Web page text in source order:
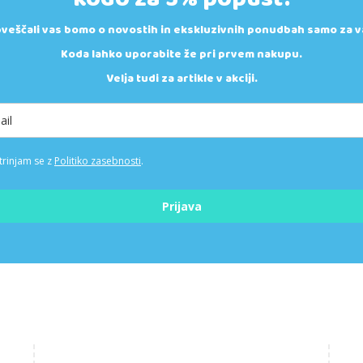
vas bomo o novostih in ekskluzivnih ponudbah samo za
Koda lahko uporabite že pri prvem nakupu.
Velja tudi za artikle v akciji.
se z Politiko zasebnosti.
Prijava